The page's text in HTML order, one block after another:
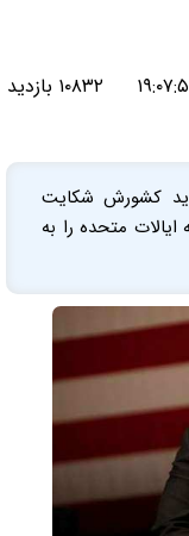
۱۰۸۳۲ بازدید
کشورش شکایت
ایالات متحده را به